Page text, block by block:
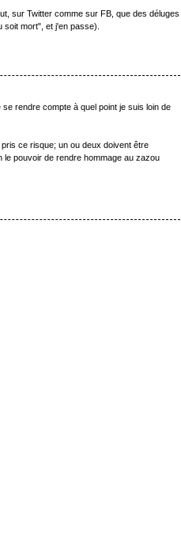
sur Twitter comme sur FB, que des déluges
mort", et j'en passe).
rendre compte à quel point je suis loin de
ce risque; un ou deux doivent être
pouvoir de rendre hommage au zazou